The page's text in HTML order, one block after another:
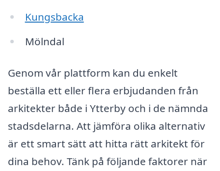
Kungsbacka
Mölndal
Genom vår plattform kan du enkelt
beställa ett eller flera erbjudanden från
arkitekter både i Ytterby och i de nämnda
stadsdelarna. Att jämföra olika alternativ
är ett smart sätt att hitta rätt arkitekt för
dina behov. Tänk på följande faktorer när